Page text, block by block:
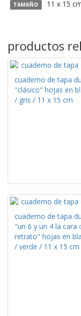
TAMAÑO 11 x 15
productos
cuaderno de tapa
"clásico" hojas en
/ gris / 11 x 15 cm
cuaderno de tapa
"un 6 y un 4 la cara
retrato" hojas en
/ verde / 11 x 15 cm